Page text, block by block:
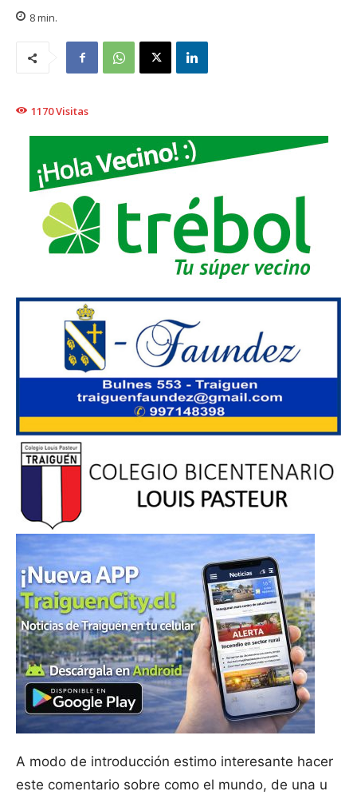
8min.
1170Visitas
A modo de introducción estimo interesante hacer
este comentario sobre como el mundo, de una u